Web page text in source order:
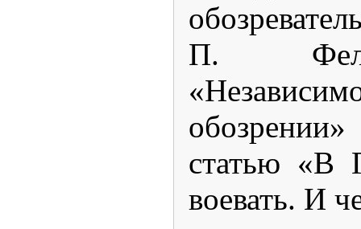
П.
статью «В
воевать. И